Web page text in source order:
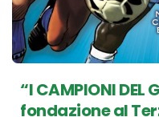
“I CAMPIONI DEL
fondazione al